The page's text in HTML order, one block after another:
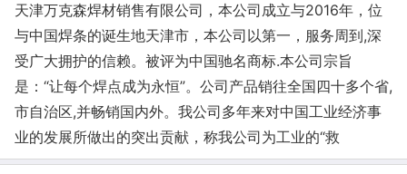
天津万克森焊材销售有限公司，本公司成立与2016年，位
与中国焊条的诞生地天津市，本公司以第一，服务周到,深
受广大拥护的信赖。被评为中国驰名商标.本公司宗旨
是：“让每个焊点成为永恒”。公司产品销往全国四十多个省,
市自治区,并畅销国内外。我公司多年来对中国工业经济事
业的发展所做出的突出贡献，称我公司为工业的“救